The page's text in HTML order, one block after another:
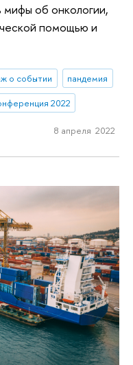
об онкологии,
помощью и
о событии
пандемия
2022
8 апреля 2022